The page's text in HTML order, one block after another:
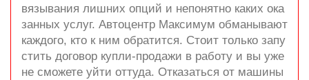
вязывания лишних опций и непонятно каких ока
занных услуг. Автоцентр Максимум обманывают
каждого, кто к ним обратится. Стоит только запу
стить договор купли-продажи в работу и вы уже
не сможете уйти оттуда. Отказаться от машины